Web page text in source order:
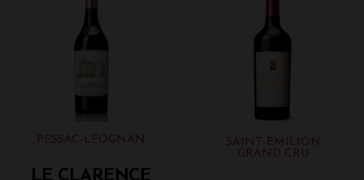
PESSAC-LÉOGNAN
LE CLARENCE
SAINT-ÉMILION
GRAND CRU